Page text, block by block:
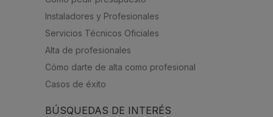
Instaladores y Profesionales
Servicios Técnicos Oficiales
Alta de profesionales
Cómo darte de alta como profesional
Casos de éxito
BÚSQUEDAS DE INTERÉS